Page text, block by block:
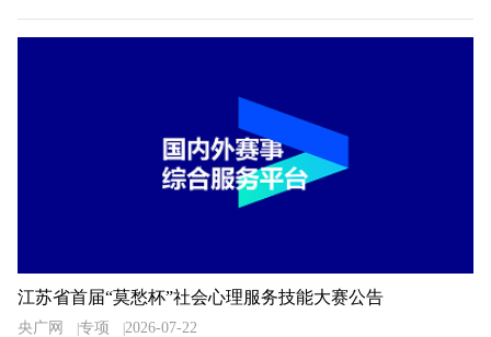
江苏省首届“莫愁杯”社会心理服务技能大赛公告
央广网 专项 2026-07-22